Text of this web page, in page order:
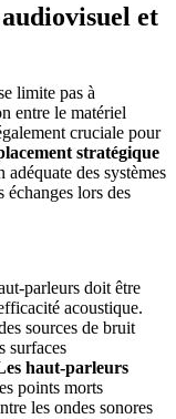
et
limite pas à
entre le matériel
cruciale pour
stratégique
des systèmes
lors des
parleurs doit être
acoustique.
sources de bruit
surfaces
haut-parleurs
points morts
les ondes sonores